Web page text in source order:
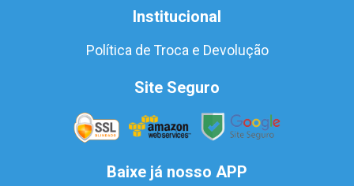
Institucional
Política de Troca e Devolução
Site Seguro
Baixe já nosso APP